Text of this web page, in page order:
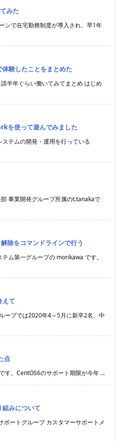
みた
ンで在宅勤務制度が導入され、早1年
験したことをまとめた
半年ぐらい働いてみてまとめ はじめ
を使って遊んでみました
テムの開発・運用を行っている
事業開発グループ所属のt.tanakaで
除をコマンドラインで行う
ム第一グループの morikawa です。
えて
ープでは2020年4～5月に新卒2名、中
点
す。CentOS6のサポート期限が今年 ...
組みについて
ポートグループ カスタマーサポートメ